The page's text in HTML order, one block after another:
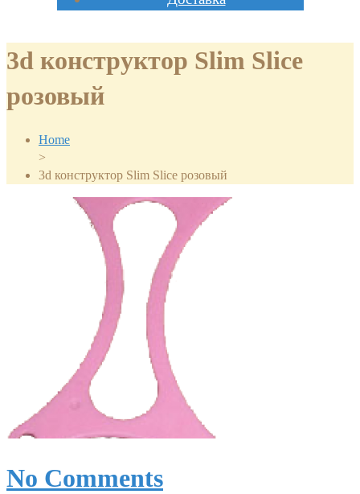
3d конструктор Slim Slice
розовый
Home
>
3d конструктор Slim Slice розовый
No Comments